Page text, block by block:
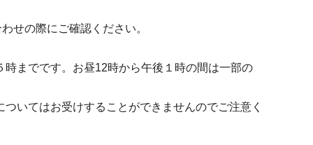
せの際にご確認ください。
までです。お昼12時から午後１時の間は一部の
いてはお受けすることができませんのでご注意く